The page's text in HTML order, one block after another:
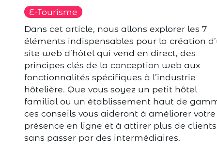
E-Tourisme
Dans cet article, nous allons explorer les 7
éléments indispensables pour la création
site web d’hôtel qui vend en direct, des
principes clés de la conception web aux
fonctionnalités spécifiques à l’industrie
hôtelière. Que vous soyez un petit hôtel
familial ou un établissement haut de
ces conseils vous aideront à améliorer votre
présence en ligne et à attirer plus de clients
sans passer par des intermédiaires.